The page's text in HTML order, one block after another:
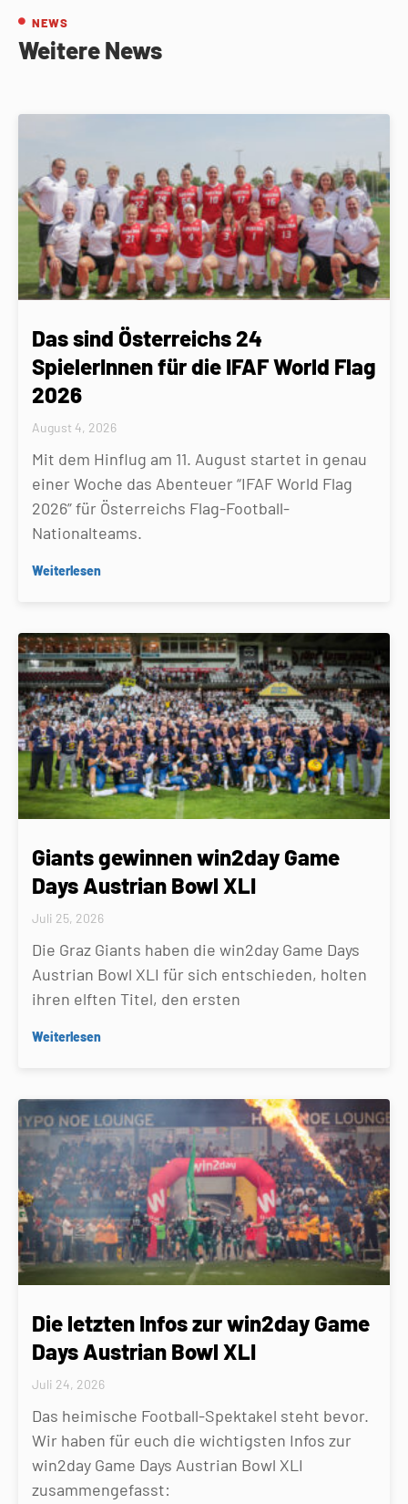
NEWS
Weitere News
Das sind Österreichs 24
SpielerInnen für die IFAF World Flag
2026
August 4, 2026
Mit dem Hinflug am 11. August startet in genau
einer Woche das Abenteuer “IFAF World Flag
2026” für Österreichs Flag-Football-
Nationalteams.
Weiterlesen
Giants gewinnen win2day Game
Days Austrian Bowl XLI
Juli 25, 2026
Die Graz Giants haben die win2day Game Days
Austrian Bowl XLI für sich entschieden, holten
ihren elften Titel, den ersten
Weiterlesen
Die letzten Infos zur win2day Game
Days Austrian Bowl XLI
Juli 24, 2026
Das heimische Football-Spektakel steht bevor.
Wir haben für euch die wichtigsten Infos zur
win2day Game Days Austrian Bowl XLI
zusammengefasst: